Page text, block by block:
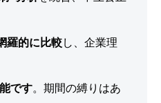
羅的に比較し、企業理
です。期間の縛りはあ